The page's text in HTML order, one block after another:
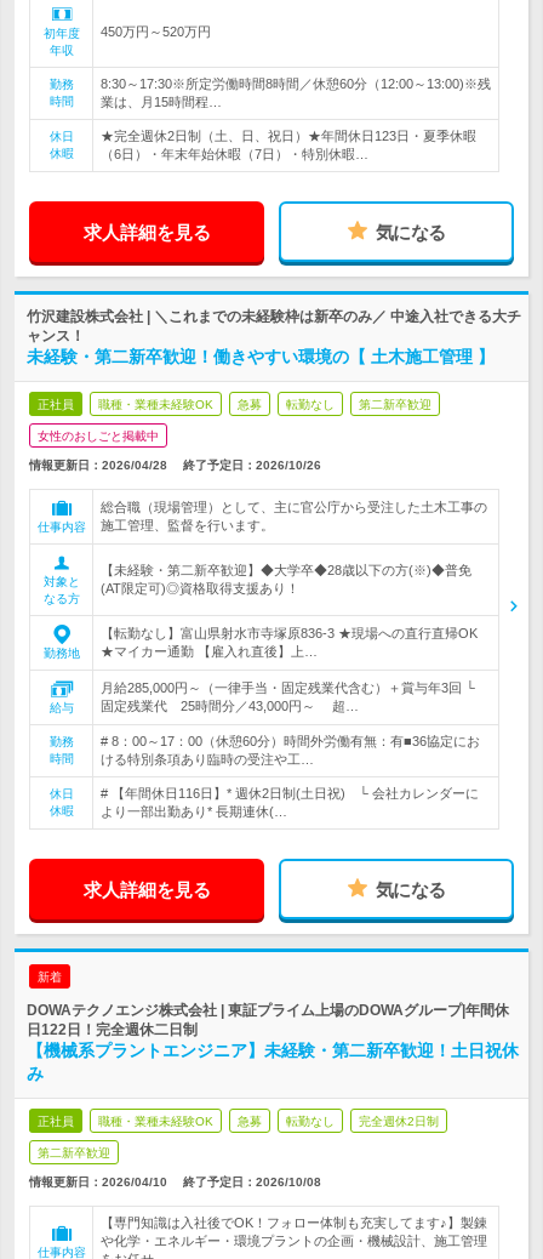
初年度
年収
450万円～520万円
勤務
時間
8:30～17:30※所定労働時間8時間／休憩60分（12:00～13:00)※残
業は、月15時間程…
休日
休暇
★完全週休2日制（土、日、祝日）★年間休日123日・夏季休暇
（6日）・年末年始休暇（7日）・特別休暇…
求人詳細を見る 気になる
竹沢建設株式会社 | ＼これまでの未経験枠は新卒のみ／ 中途入社できる大チ
ャンス！
未経験・第二新卒歓迎！働きやすい環境の【 土木施工管理 】
正社員 職種・業種未経験OK 急募 転勤なし 第二新卒歓迎
女性のおしごと掲載中
情報更新日：2026/04/28 終了予定日： 2026/10/26
仕事内容
総合職（現場管理）として、主に官公庁から受注した土木工事の
施工管理、監督を行います。
対象と
なる方
【未経験・第二新卒歓迎】◆大学卒◆28歳以下の方(※)◆普免
(AT限定可)◎資格取得支援あり！
勤務地
【転勤なし】富山県射水市寺塚原836‐3 ★現場への直行直帰OK
★マイカー通勤 【雇入れ直後】上…
給与
月給285,000円～（一律手当・固定残業代含む）＋賞与年3回 └
固定残業代 25時間分／43,000円～ 超…
勤務
時間
# 8：00～17：00（休憩60分）時間外労働有無：有■36協定にお
ける特別条項あり臨時の受注や工…
休日
休暇
# 【年間休日116日】* 週休2日制(土日祝) └ 会社カレンダーに
より一部出勤あり* 長期連休(…
求人詳細を見る 気になる
新着
DOWAテクノエンジ株式会社 | 東証プライム上場のDOWAグループ|年間休
日122日！完全週休二日制
【機械系プラントエンジニア】未経験・第二新卒歓迎！土日祝休
み
正社員 職種・業種未経験OK 急募 転勤なし 完全週休2日制
第二新卒歓迎
情報更新日：2026/04/10 終了予定日： 2026/10/08
仕事内容
【専門知識は入社後でOK！フォロー体制も充実してます♪】製錬
や化学・エネルギー・環境プラントの企画・機械設計、施工管理